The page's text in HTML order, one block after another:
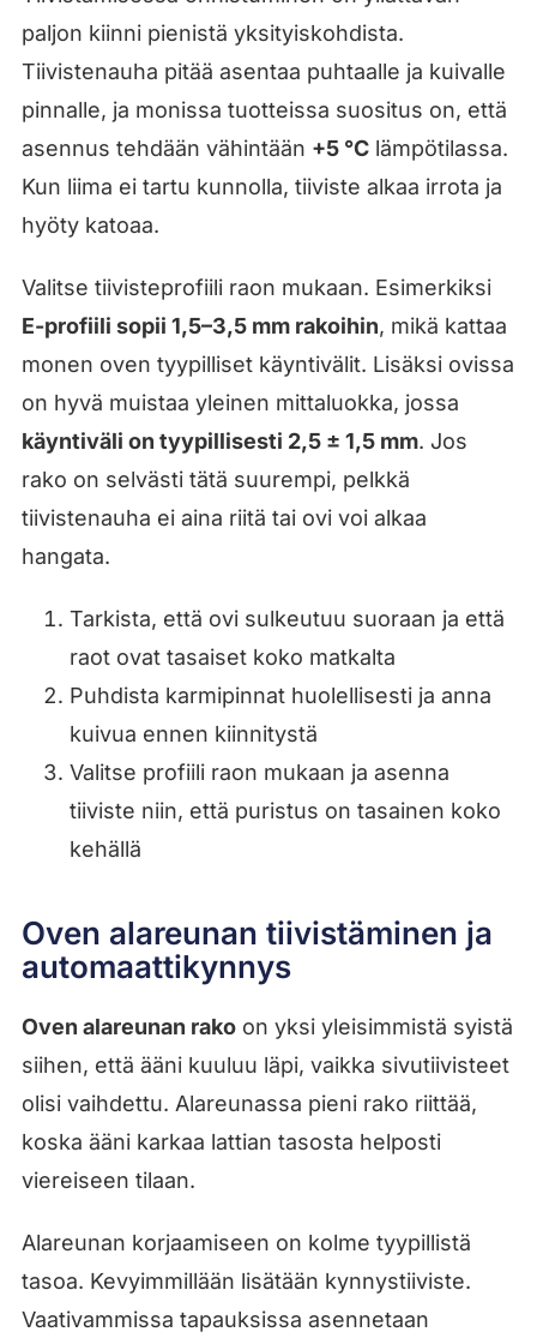
paljon kiinni pienistä yksityiskohdista.
Tiivistenauha pitää asentaa puhtaalle ja kuivalle
pinnalle, ja monissa tuotteissa suositus on, että
asennus tehdään vähintään +5 °Clämpötilassa.
Kun liima ei tartu kunnolla, tiiviste alkaa irrota ja
hyöty katoaa.
Valitse tiivisteprofiili raon mukaan. Esimerkiksi
E-profiili sopii 1,5–3,5 mm rakoihin, mikä kattaa
monen oven tyypilliset käyntivälit. Lisäksi ovissa
on hyvä muistaa yleinen mittaluokka, jossa
käyntiväli on tyypillisesti 2,5 ± 1,5 mm. Jos
rako on selvästi tätä suurempi, pelkkä
tiivistenauha ei aina riitä tai ovi voi alkaa
hangata.
Tarkista, että ovi sulkeutuu suoraan ja että
raot ovat tasaiset koko matkalta
Puhdista karmipinnat huolellisesti ja anna
kuivua ennen kiinnitystä
Valitse profiili raon mukaan ja asenna
tiiviste niin, että puristus on tasainen koko
kehällä
Oven alareunan tiivistäminen ja
automaattikynnys
Oven alareunan rakoon yksi yleisimmistä syistä
siihen, että ääni kuuluu läpi, vaikka sivutiivisteet
olisi vaihdettu. Alareunassa pieni rako riittää,
koska ääni karkaa lattian tasosta helposti
viereiseen tilaan.
Alareunan korjaamiseen on kolme tyypillistä
tasoa. Kevyimmillään lisätään kynnystiiviste.
Vaativammissa tapauksissa asennetaan